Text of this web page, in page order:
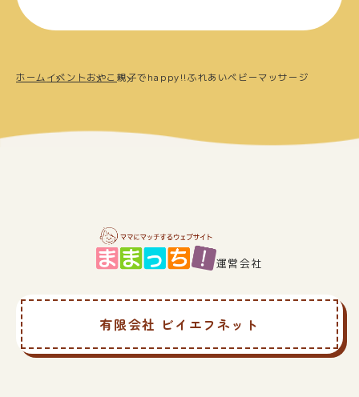
ホームイベントおやこ親子でhappy!!ふれあいベビーマッサージ
運営会社
有限会社 ビイエフネット